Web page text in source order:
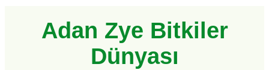
Adan Zye Bitkiler
Dünyası